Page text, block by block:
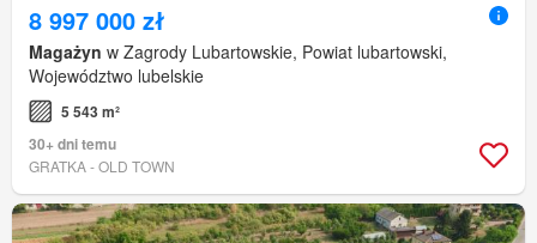
8 997 000 zł
Magażyn w Zagrody Lubartowskie, Powiat lubartowski,
Województwo lubelskie
5 543 m²
30+ dni temu
GRATKA - OLD TOWN